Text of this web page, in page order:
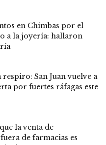
en Chimbas por el
a la joyería: hallaron
San Juan vuelve a
por fuertes ráfagas este
la venta de
de farmacias es